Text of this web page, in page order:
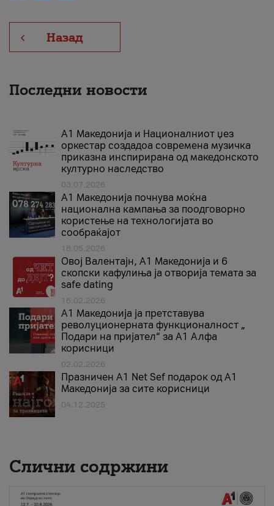
Назад
Последни новости
А1 Македонија и Националниот џез
оркестар создадоа современа музичка
приказна инспирирана од македонското
културно наследство
03.07.2026
A1 Македонија почнува моќна
национална кампања за поодговорно
користење на технологијата во
сообраќајот
18.05.2026
Овој Валентајн, A1 Македонија и 6
скопски кафулиња ја отворија темата за
safe dating
16.02.2026
А1 Македонија ја претставува
револуционерната функционалност „
Подари на пријател“ за А1 Алфа
корисници
02.02.2026
Празничен A1 Net Sеf подарок од А1
Македонија за сите корисници
04.12.2025
Слични содржини